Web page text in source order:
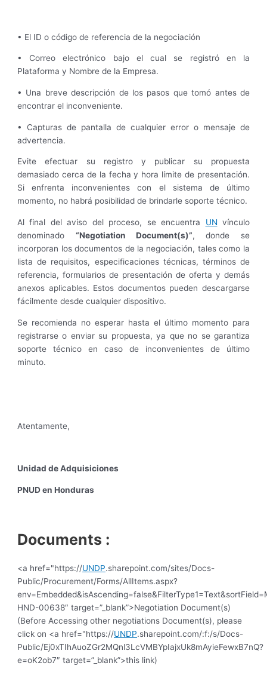
• El ID o código de referencia de la negociación
• Correo electrónico bajo el cual se registró en la
Plataforma y Nombre de la Empresa.
• Una breve descripción de los pasos que tomó antes de
encontrar el inconveniente.
• Capturas de pantalla de cualquier error o mensaje de
advertencia.
Evite efectuar su registro y publicar su propuesta
demasiado cerca de la fecha y hora límite de presentación.
Si enfrenta inconvenientes con el sistema de último
momento, no habrá posibilidad de brindarle soporte técnico.
Al final del aviso del proceso, se encuentra UN vínculo
denominado “Negotiation Document(s)”, donde se
incorporan los documentos de la negociación, tales como la
lista de requisitos, especificaciones técnicas, términos de
referencia, formularios de presentación de oferta y demás
anexos aplicables. Estos documentos pueden descargarse
fácilmente desde cualquier dispositivo.
Se recomienda no esperar hasta el último momento para
registrarse o enviar su propuesta, ya que no se garantiza
soporte técnico en caso de inconvenientes de último
minuto.
Atentamente,
Unidad de Adquisiciones
PNUD en Honduras
Documents :
<a href="https://UNDP.sharepoint.com/sites/Docs-
Public/Procurement/Forms/AllItems.aspx?
HND-00638″ target=”_blank”>Negotiation Document(s)
(Before Accessing other negotiations Document(s), please
click on <a href="https://UNDP.sharepoint.com/:f:/s/Docs-
Public/Ej0xTIhAuoZGr2MQnl3LcVMBYpIajxUk8mAyieFewxB7nQ?
e=oK2ob7″ target=”_blank”>this link)